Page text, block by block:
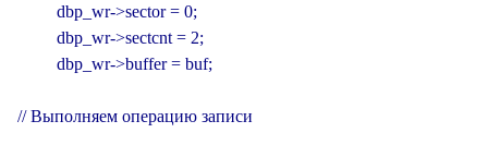
         dbp_wr->sector = 0;
         dbp_wr->sectcnt = 2;
         dbp_wr->buffer = buf;
// Выполняем операцию записи